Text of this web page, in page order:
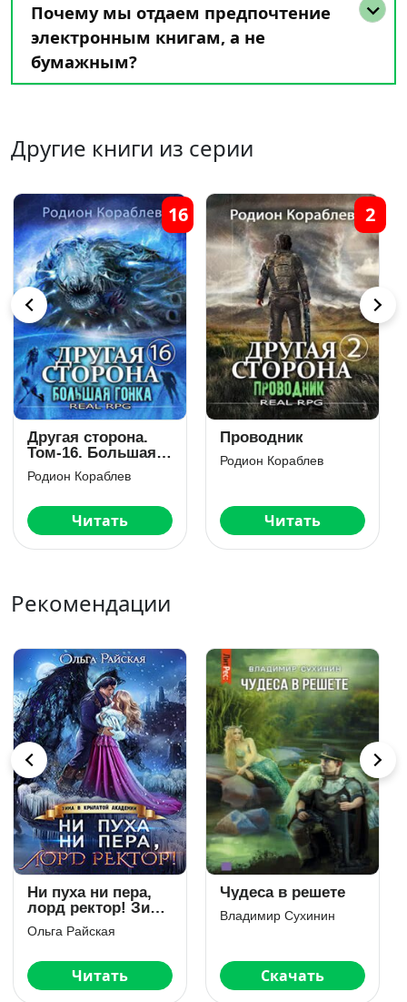
Почему мы отдаем предпочтение
электронным книгам, а не
бумажным?
Другие книги из серии
Другая сторона.
Том-12. Баоларг
Родион Кораблев
Читать
12
Другая Сторона:
Адаптация
Скачать
1
Рекомендации
Янтарь лорда
демонов.
Меченная тьмой
Ольга Грон
Скачать
Наследница мага
Читать